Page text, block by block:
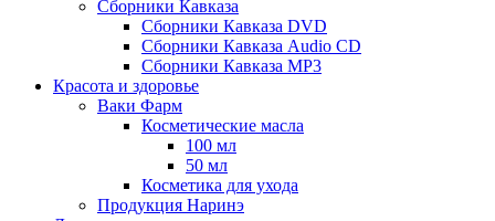
Сборники Кавказа
Сборники Кавказа DVD
Сборники Кавказа Audio CD
Сборники Кавказа MP3
Красота и здоровье
Ваки Фарм
Косметические масла
100 мл
50 мл
Косметика для ухода
Продукция Наринэ